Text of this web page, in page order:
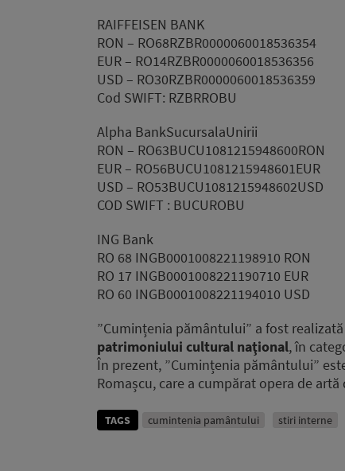
RAIFFEISEN BANK
RON – RO68RZBR0000060018536354
EUR – RO14RZBR0000060018536356
USD – RO30RZBR0000060018536359
Cod SWIFT: RZBRROBU
Alpha BankSucursalaUnirii
RON – RO63BUCU1081215948600RON
EUR – RO56BUCU1081215948601EUR
USD – RO53BUCU1081215948602USD
COD SWIFT : BUCUROBU
ING Bank
RO 68 INGB0001008221198910 RON
RO 17 INGB0001008221190710 EUR
RO 60 INGB0001008221194010 USD
”Cumințenia pământului” a fost
patrimoniului cultural naţional, în
În prezent, ”Cumințenia pământului”
Romașcu, care a cumpărat opera de
TAGS cumintenia pamântului stiri interne